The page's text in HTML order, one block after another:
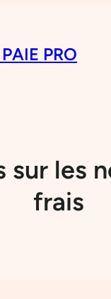
PRO
sur les
frais